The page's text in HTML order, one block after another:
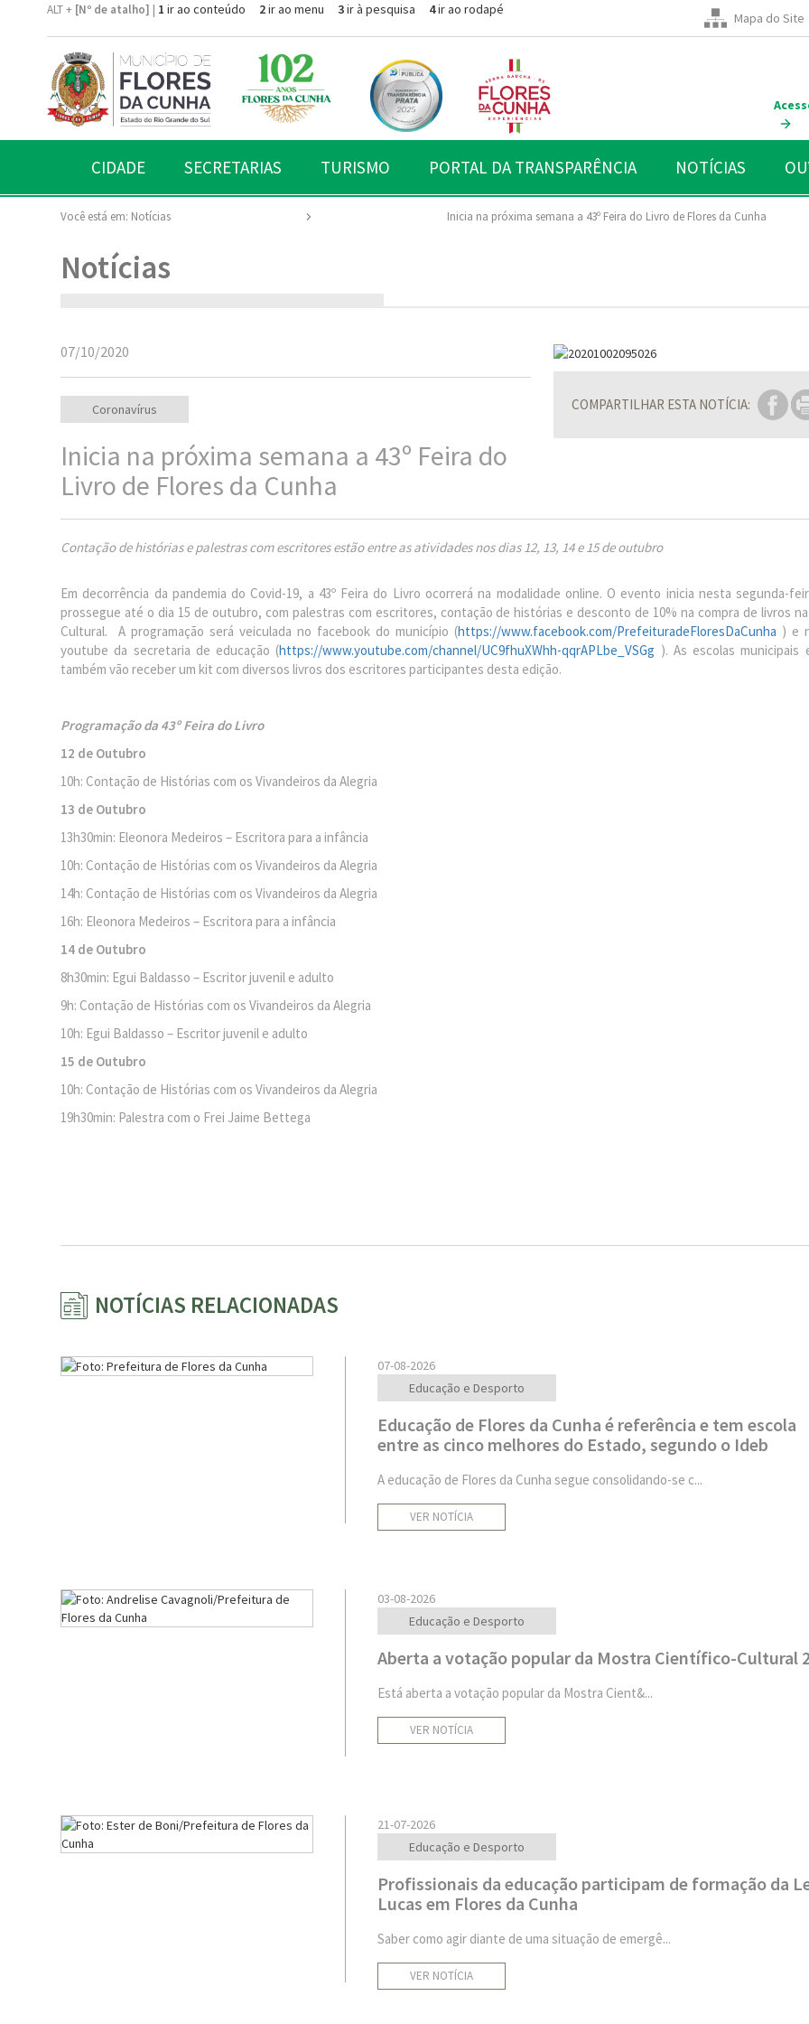
ALT + [Nº de atalho] | 1 ir ao conteúdo 2ir ao menu 3ir à pesquisa 4ir ao rodapé
Mapa do Site
CIDADE SECRETARIAS TURISMO PORTAL DA TRANSPARÊNCIA NOTÍCIAS
Você está em: Notícias Inicia na próxima semana a 43º Feira do Livro de Flores da Cunha
Notícias
COMPARTILHAR ESTA NOTÍCIA:
07/10/2020
Coronavírus
Inicia na próxima semana a 43º Feira do
Livro de Flores da Cunha
Contação de histórias e palestras com escritores estão entre as atividades nos dias 12, 13, 14 e 15 de outubro
Em decorrência da pandemia do Covid-19, a 43º Feira do Livro ocorrerá na modalidade online. O evento inicia nesta segunda-
prossegue até o dia 15 de outubro, com palestras com escritores, contação de histórias e desconto de 10% na compra de livros na
Cultural. A programação será veiculada no facebook do município (https://www.facebook.com/PrefeituradeFloresDaCunha ) e
youtube da secretaria de educação (https://www.youtube.com/channel/UC9fhuXWhh-qqrAPLbe_VSGg ). As escolas municipais
também vão receber um kit com diversos livros dos escritores participantes desta edição.
Programação da 43º Feira do Livro
12 de Outubro
10h: Contação de Histórias com os Vivandeiros da Alegria
13 de Outubro
13h30min: Eleonora Medeiros – Escritora para a infância
10h: Contação de Histórias com os Vivandeiros da Alegria
14h: Contação de Histórias com os Vivandeiros da Alegria
16h: Eleonora Medeiros – Escritora para a infância
14 de Outubro
8h30min: Egui Baldasso – Escritor juvenil e adulto
9h: Contação de Histórias com os Vivandeiros da Alegria
10h: Egui Baldasso – Escritor juvenil e adulto
15 de Outubro
10h: Contação de Histórias com os Vivandeiros da Alegria
19h30min: Palestra com o Frei Jaime Bettega
NOTÍCIAS RELACIONADAS
07-08-2026
Educação e Desporto
Educação de Flores da Cunha é referência e tem escola
entre as cinco melhores do Estado, segundo o Ideb
A educação de Flores da Cunha segue consolidando-se c...
VER NOTÍCIA
03-08-2026
Educação e Desporto
Aberta a votação popular da Mostra Científico-Cultural
Está aberta a votação popular da Mostra Cient&...
VER NOTÍCIA
21-07-2026
Educação e Desporto
Profissionais da educação participam de formação da
Lucas em Flores da Cunha
Saber como agir diante de uma situação de emergê...
VER NOTÍCIA